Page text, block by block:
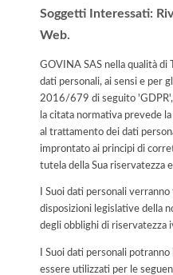
Soggetti Interessati:
Web.
GOVINA SAS nella qualità
dati personali, ai sensi e per
2016/679 di seguito
la citata normativa prevede
al trattamento dei dati
improntato ai principi di
tutela della Sua riservatezza
I Suoi dati personali
disposizioni legislative della
degli obblighi di riservatezza
I Suoi dati personali
essere utilizzati per le